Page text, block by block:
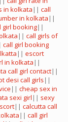
in kolkata || call
in kolkata ||
girl booking||
|| call girls of
call girl booking
|| escort
in kolkata ||
call girl contact||
desi call girls ||
|| cheap sex in
sexi girl || sexy
|| calcutta call
|| call girl